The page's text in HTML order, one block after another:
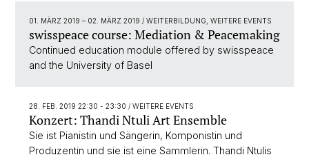
01. MÄRZ 2019 – 02. MÄRZ 2019 / WEITERBILDUNG, WEITERE EVENTS
swisspeace course: Mediation & Peacemaking
Continued education module offered by swisspeace
and the University of Basel
28. FEB. 2019 22:30 - 23:30 / WEITERE EVENTS
Konzert: Thandi Ntuli Art Ensemble
Sie ist Pianistin und Sängerin, Komponistin und
Produzentin und sie ist eine Sammlerin. Thandi Ntulis